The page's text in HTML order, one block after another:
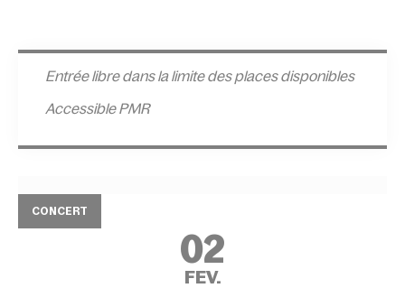
Entrée libre dans la limite des places disponibles
Accessible PMR
CONCERT
02
FEV.